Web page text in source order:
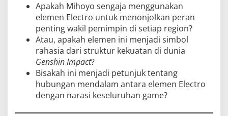
Apakah Mihoyo sengaja menggunakan
elemen Electro untuk menonjolkan peran
penting wakil pemimpin di setiap region?
Atau, apakah elemen ini menjadi simbol
rahasia dari struktur kekuatan di dunia
Genshin Impact?
Bisakah ini menjadi petunjuk tentang
hubungan mendalam antara elemen Electro
dengan narasi keseluruhan game?